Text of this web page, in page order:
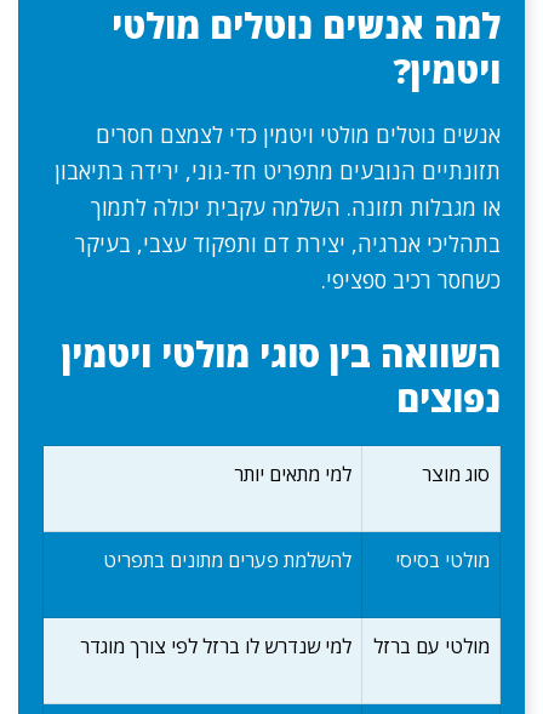
למה אנשים נוטלים מולטי
ויטמין?
אנשים נוטלים מולטי ויטמין כדי לצמצם חסרים
תזונתיים הנובעים מתפריט חד-גוני, ירידה בתיאבון
או מגבלות תזונה. השלמה עקבית יכולה לתמוך
בתהליכי אנרגיה, יצירת דם ותפקוד עצבי, בעיקר
כשחסר רכיב ספציפי.
השוואה בין סוגי מולטי ויטמין
נפוצים
סוג מוצר למי מתאים יותר
מולטי בסיסי להשלמת פערים מתונים בתפריט
מולטי עם ברזל למי שנדרש לו ברזל לפי צורך מוגדר